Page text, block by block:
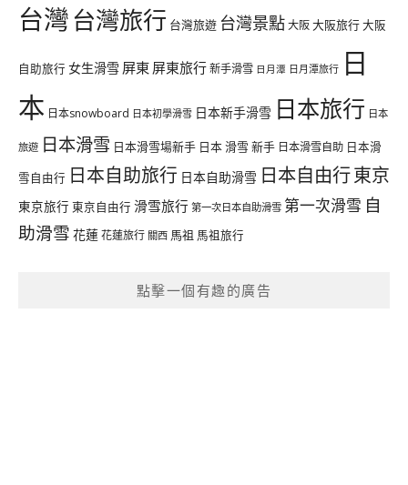
台灣台灣旅行 台灣旅遊 台灣景點大阪大阪旅行大阪
自助旅行 女生滑雪 屏東 屏東旅行新手滑雪 日月潭 日月潭旅行 日
本 日本snowboard 日本初學滑雪 日本新手滑雪 日本旅行 日本
旅遊 日本滑雪 日本滑雪場新手 日本 滑雪 新手 日本滑雪自助 日本滑
雪自由行 日本自助旅行 日本自助滑雪 日本自由行東京
東京旅行 東京自由行 滑雪旅行 第一次日本自助滑雪 第一次滑雪 自
助滑雪 花蓮花蓮旅行 關西 馬祖 馬祖旅行
點擊一個有趣的廣告